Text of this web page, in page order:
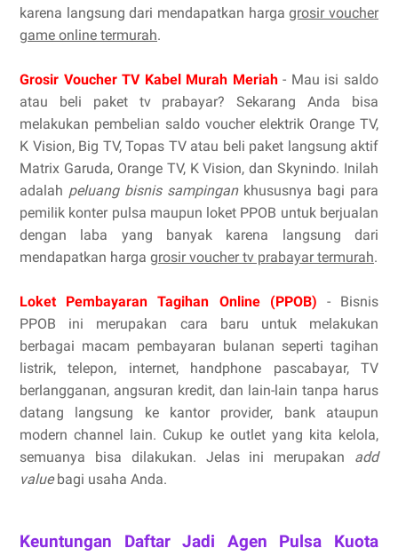
karena langsung dari mendapatkan hargagrosir voucher
game online termurah.
Grosir Voucher TV Kabel Murah Meriah- Mau isi saldo
atau beli paket tv prabayar? Sekarang Anda bisa
melakukan pembelian saldo voucher elektrik Orange TV,
K Vision, Big TV, Topas TV atau beli paket langsung aktif
Matrix Garuda, Orange TV, K Vision, dan Skynindo. Inilah
adalah peluang bisnis sampingankhususnya bagi para
pemilik konter pulsa maupun loket PPOB untuk berjualan
dengan laba yang banyak karena langsung dari
mendapatkan harga grosir voucher tv prabayar termurah.
Loket Pembayaran Tagihan Online (PPOB) - Bisnis
PPOB ini merupakan cara baru untuk melakukan
berbagai macam pembayaran bulanan seperti tagihan
listrik, telepon, internet, handphone pascabayar, TV
berlangganan, angsuran kredit, dan lain-lain tanpa harus
datang langsung ke kantor provider, bank ataupun
modern channel lain. Cukup ke outlet yang kita kelola,
semuanya bisa dilakukan. Jelas ini merupakan add
valuebagi usaha Anda.
Keuntungan Daftar Jadi Agen Pulsa Kuota